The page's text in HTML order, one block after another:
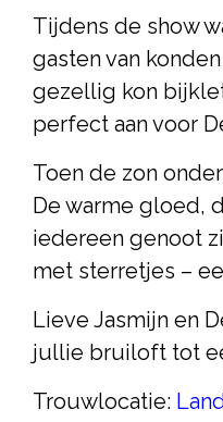
Tijdens de show
gasten van
gezellig kon
perfect aan voor
Toen de zon
De warme gloed,
iedereen genoot
met sterretjes –
Lieve Jasmijn en
jullie bruiloft tot
Trouwlocatie: